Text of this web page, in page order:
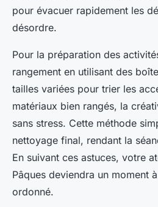
pour évacuer rapidement les
désordre.
Pour la préparation des
rangement en utilisant des
tailles variées pour trier les
matériaux bien rangés, la
sans stress. Cette méthode
nettoyage final, rendant la
En suivant ces astuces, votre
Pâques deviendra un moment
ordonné.